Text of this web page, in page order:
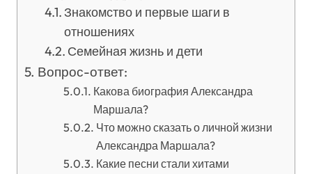
Знакомство и первые шаги в
отношениях
Семейная жизнь и дети
Вопрос-ответ:
Какова биография Александра
Маршала?
Что можно сказать о личной жизни
Александра Маршала?
Какие песни стали хитами